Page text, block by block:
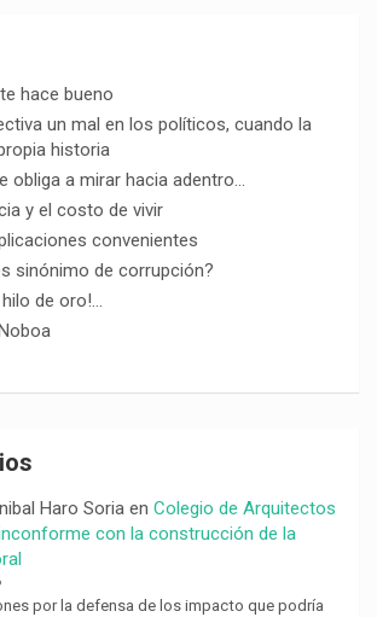
hace bueno
un mal en los políticos, cuando la
historia
obliga a mirar hacia adentro…
y el costo de vivir
convenientes
sinónimo de corrupción?
de oro!…
Haro Soriaen Colegio de Arquitectos
con la construcción de la
por la defensa de los impacto que podría